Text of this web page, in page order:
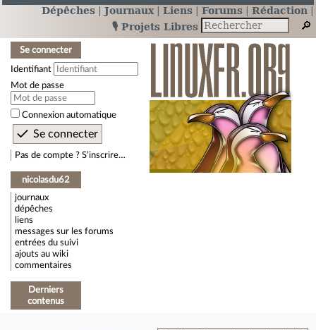
Dépêches Journaux Liens Forums
Rédaction
🎙️ Projets Libres
Se connecter
Identifiant
Mot de passe
Connexion automatique
Pas de compte ? S’inscrire…
nicolasdu62
journaux
dépêches
liens
messages sur les forums
entrées du suivi
ajouts au wiki
commentaires
Derniers
contenus